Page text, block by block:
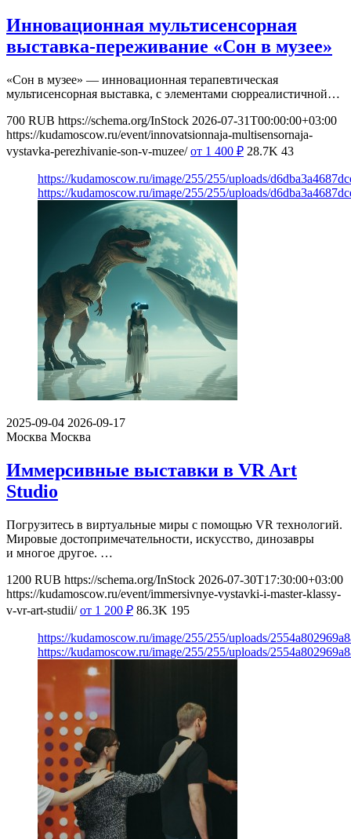
Инновационная мультисенсорная
выставка-переживание «Сон в музее»
«Сон в музее» — инновационная терапевтическая
мультисенсорная выставка, с элементами сюрреалистичной…
700 RUB https://schema.org/InStock 2026-07-31T00:00:00+03:00
https://kudamoscow.ru/event/innovatsionnaja-multisensornaja-
vystavka-perezhivanie-son-v-muzee/ от 1 400 ₽ 28.7K 43
https://kudamoscow.ru/image/255/255/uploads/
https://kudamoscow.ru/image/255/255/uploads/
2025-09-04 2026-09-17
Москва Москва
Иммерсивные выставки в VR Art
Studio
Погрузитесь в виртуальные миры с помощью VR технологий.
Мировые достопримечательности, искусство, динозавры
и многое другое. …
1200 RUB https://schema.org/InStock 2026-07-30T17:30:00+03:00
https://kudamoscow.ru/event/immersivnye-vystavki-i-master-klassy-
v-vr-art-studii/ от 1 200 ₽ 86.3K 195
https://kudamoscow.ru/image/255/255/uploads/
https://kudamoscow.ru/image/255/255/uploads/